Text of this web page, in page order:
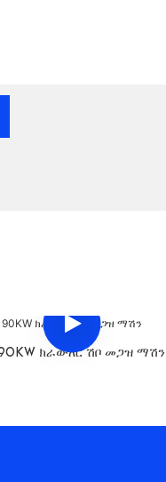
ክራውለር ሽቦ መጋዝ ማሽን